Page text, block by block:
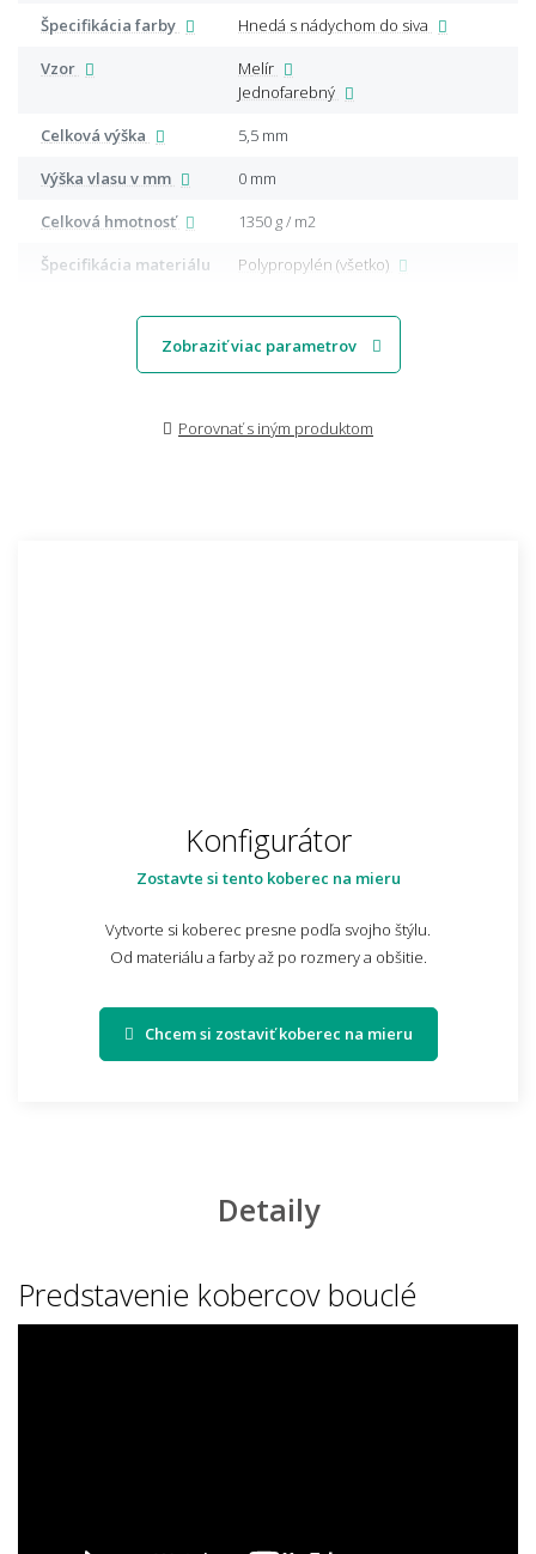
Špecifikácia farby
Hnedá s nádychom do siva
Vzor
Melír
Jednofarebný
Celková výška
5,5 mm
Výška vlasu v mm
0 mm
Celková hmotnosť
1350 g / m2
Špecifikácia materiálu
Polypropylén (všetko)
Zobraziť viac parametrov
Porovnať s iným produktom
Konfigurátor
Zostavte si tento koberec na mieru
Vytvorte si koberec presne podľa svojho štýlu.
Od materiálu a farby až po rozmery a obšitie.
Chcem si zostaviť koberec na mieru
Detaily
Predstavenie kobercov bouclé